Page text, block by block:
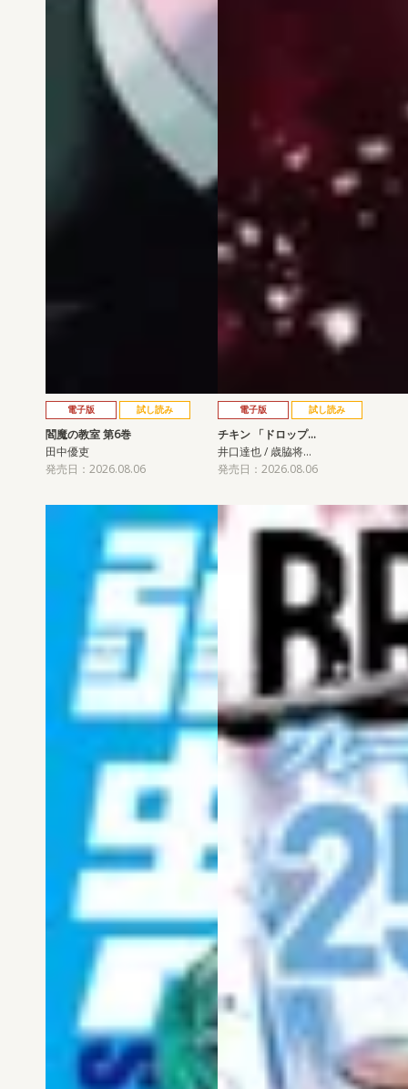
電子版 試し読み
閻魔の教室 第6巻
田中優吏
発売日：2026.08.06
電子版 試し読み
チキン 「ドロップ…
井口達也 / 歳脇将…
発売日：2026.08.06